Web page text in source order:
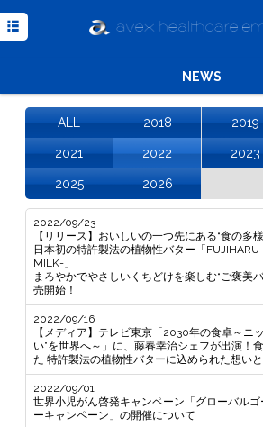
NEWS
ALL 2018 2019
2021 2022 2023
2025 2026
2022/09/23
【リリース】おいしいの一つ先にある“食の多様
日本初の特許製法の植物性バター「FUJIHARU
MILK-」
まろやかでやさしいくちどけを楽しむ“ご褒美
売開始！
2022/09/16
【メディア】テレビ東京「2030年の食卓～ニ
い”を世界へ～」に、藤春幸治シェフが出演！
た 特許製法の植物性バターに込められた想い
2022/09/01
世界小児がん啓発キャンペーン「グローバル
ーキャンペーン」の開催について
MEDIA
COMPANY
INQUIRY
Powered
Translate